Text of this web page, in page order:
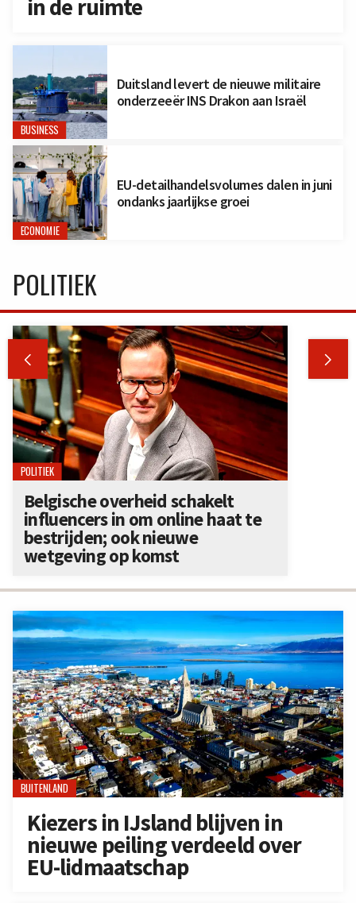
in de ruimte
BUSINESS
Duitsland levert de nieuwe militaire
onderzeeër INS Drakon aan Israël
ECONOMIE
EU-detailhandelsvolumes dalen in juni
ondanks jaarlijkse groei
BUITENLAND
Kiezers in IJsland blijven in
nieuwe peiling verdeeld over
EU-lidmaatschap
POLITIEK
 
POLITIEK
Belgische overheid schakelt
influencers in om online haat te
bestrijden; ook nieuwe
wetgeving op komst